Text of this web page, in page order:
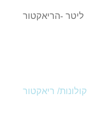
ריאקטור אוניברסאלי בנפח של 1 ליטר -הריאקטור
קולונות/ ריאקטור